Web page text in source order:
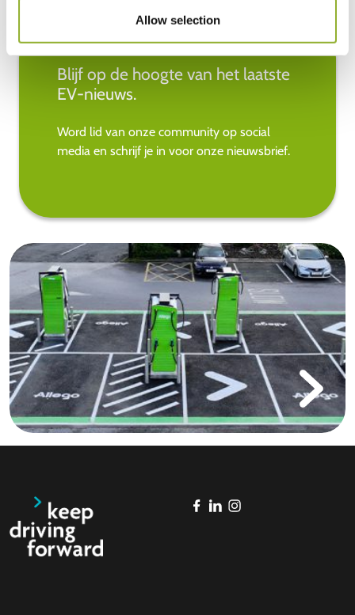
Allow selection
Blijf op de hoogte van het laatste
EV-nieuws.
Word lid van onze community op social
media en schrijf je in voor onze nieuwsbrief.